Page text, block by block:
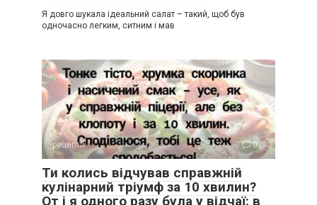
Я довго шукала ідеальний салат – такий, щоб був
одночасно легким, ситним і мав
рецепти 0
Ти колись відчував справжній
кулінарний тріумф за 10 хвилин?
От і я одного разу була у відчаї: в